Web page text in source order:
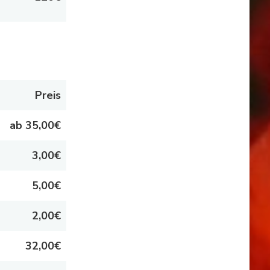
Preis
ab 35,00€
3,00€
5,00€
2,00€
32,00€